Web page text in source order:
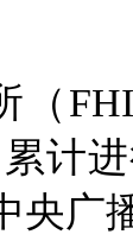
（
计
央广